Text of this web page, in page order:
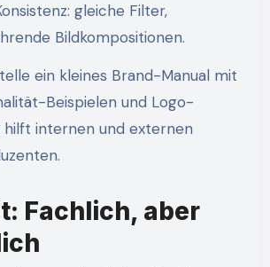
gleiche Filter,
Bildkompositionen.
ein kleines Brand-Manual mit
Beispielen und Logo-
hilft internen und externen
Fachlich, aber